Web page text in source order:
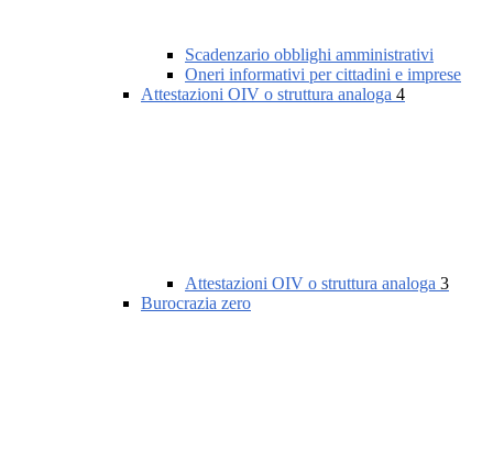
Scadenzario obblighi amministrativi
Oneri informativi per cittadini e imprese
Attestazioni OIV o struttura analoga 4
Attestazioni OIV o struttura analoga 3
Burocrazia zero